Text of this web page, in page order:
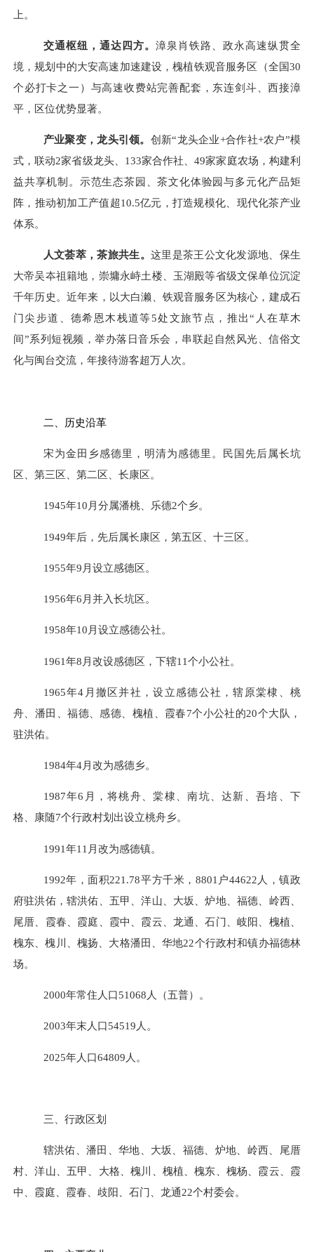
上。
交通枢纽，通达四方。 漳泉肖铁路、政永高速纵贯全
境，规划中的大安高速加速建设，槐植铁观音服务区（全国30
个必打卡之一）与高速收费站完善配套，东连剑斗、西接漳
平，区位优势显著。
产业聚变，龙头引领。 创新“龙头企业+合作社+农户”模
式，联动2家省级龙头、133家合作社、49家家庭农场，构建利
益共享机制。示范生态茶园、茶文化体验园与多元化产品矩
阵，推动初加工产值超10.5亿元，打造规模化、现代化茶产业
体系。
人文荟萃，茶旅共生。 这里是茶王公文化发源地、保生
大帝吴夲祖籍地，崇墉永峙土楼、玉湖殿等省级文保单位沉淀
千年历史。近年来，以大白濑、铁观音服务区为核心，建成石
门尖步道、德希恩木栈道等5处文旅节点，推出“人在草木
间”系列短视频，举办落日音乐会，串联起自然风光、信俗文
化与闽台交流，年接待游客超万人次。
二、 历史沿革
宋为金田乡感德里，明清为感德里。民国先后属长坑
区、第三区、第二区、长康区。
1945年10月分属潘桃、乐德2个乡。
1949年后，先后属长康区，第五区、十三区。
1955年9月设立感德区。
1956年6月并入长坑区。
1958年10月设立感德公社。
1961年8月改设感德区，下辖11个小公社。
1965年4月撤区并社，设立感德公社，辖原棠棣、桃
舟、潘田、福德、感德、槐植、霞春7个小公社的20个大队，
驻洪佑。
1984年4月改为感德乡。
1987年6月，将桃舟、棠棣、南坑、达新、吾培、下
格、康随7个行政村划出设立桃舟乡。
1991年11月改为感德镇。
1992年，面积221.78平方千米，8801户44622人，镇政
府驻洪佑，辖洪佑、五甲、洋山、大坂、炉地、福德、岭西、
尾厝、霞春、霞庭、霞中、霞云、龙通、石门、岐阳、槐植、
槐东、槐川、槐扬、大格潘田、华地22个行政村和镇办福德林
场。
2000年常住人口51068人（五普）。
2003年末人口54519人。
2025年人口64809 人。
三、行政区划
辖洪佑、潘田、华地、大坂、福德、炉地、岭西、尾厝
村、洋山、五甲、大格、槐川、槐植、槐东、槐杨、霞云、霞
中、霞庭、霞春、歧阳、石门、龙通22个村委会。